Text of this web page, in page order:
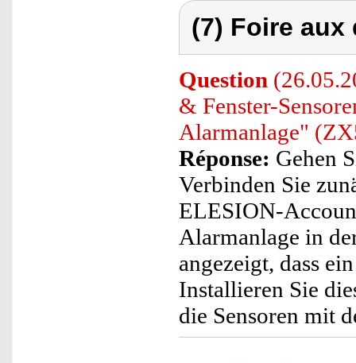
(7) Foire
Question
& Fenster-
Alarmanlage"
Réponse: Gehen
Verbinden Sie
ELESION-
Alarmanlage in
angezeigt, dass
Installieren Sie
die Sensoren mit